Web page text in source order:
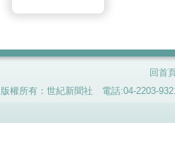
回首
版權所有：世紀新聞社 電話:04-2203-